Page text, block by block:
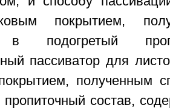
покрытием,
в подогретый
пассиватор для
полученным
пропиточный состав,